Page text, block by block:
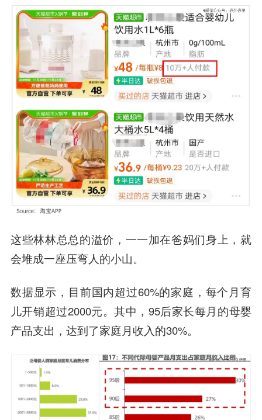
这些林林总总的溢价，一一加在爸妈们身上，就
会堆成一座压弯人的小山。
数据显示，目前国内超过60%的家庭，每个月育
儿开销超过2000元。其中，95后家长每月的母婴
产品支出，达到了家庭月收入的30%。